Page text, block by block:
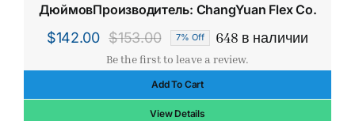
ДюймовПроизводитель: ChangYuan Flex Co.
$153.00
Первоначальная
цена
составляла
$153.00.
$142.00
Текущая
цена:
$142.00.
7% Off 648 в наличии
Be the first to leave a review.
Add To Cart
View Details